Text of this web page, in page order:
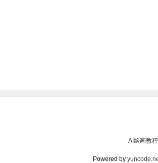
AI绘画教程
Powered by